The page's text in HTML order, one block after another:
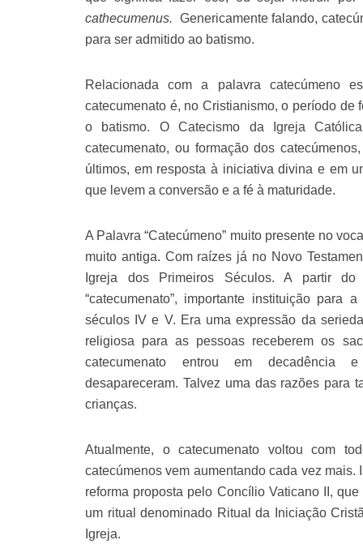
cathecumenus. Genericamente falando,
para ser admitido ao batismo.
Relacionada com a palavra catecúmeno
catecumenato é, no Cristianismo, o período de
o batismo. O Catecismo da Igreja
catecumenato, ou formação dos
últimos, em resposta à iniciativa divina e em
que levem a conversão e a fé à maturidade.
A Palavra “Catecúmeno” muito presente no
muito antiga. Com raízes já no Novo
Igreja dos Primeiros Séculos. A partir
“catecumenato”, importante instituição para
séculos IV e V. Era uma expressão da
religiosa para as pessoas receberem os
catecumenato entrou em decadência
desapareceram. Talvez uma das razões para
crianças.
Atualmente, o catecumenato voltou com
catecúmenos vem aumentando cada vez
reforma proposta pelo Concílio Vaticano II,
um ritual denominado Ritual da Iniciação
Igreja.